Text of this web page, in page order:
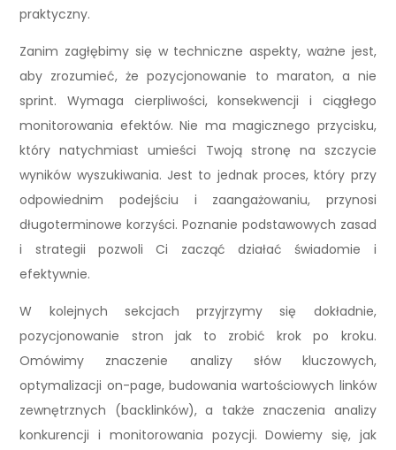
praktyczny.
Zanim zagłębimy się w techniczne aspekty, ważne jest,
aby zrozumieć, że pozycjonowanie to maraton, a nie
sprint. Wymaga cierpliwości, konsekwencji i ciągłego
monitorowania efektów. Nie ma magicznego przycisku,
który natychmiast umieści Twoją stronę na szczycie
wyników wyszukiwania. Jest to jednak proces, który przy
odpowiednim podejściu i zaangażowaniu, przynosi
długoterminowe korzyści. Poznanie podstawowych zasad
i strategii pozwoli Ci zacząć działać świadomie i
efektywnie.
W kolejnych sekcjach przyjrzymy się dokładnie,
pozycjonowanie stron jak to zrobić krok po kroku.
Omówimy znaczenie analizy słów kluczowych,
optymalizacji on-page, budowania wartościowych linków
zewnętrznych (backlinków), a także znaczenia analizy
konkurencji i monitorowania pozycji. Dowiemy się, jak